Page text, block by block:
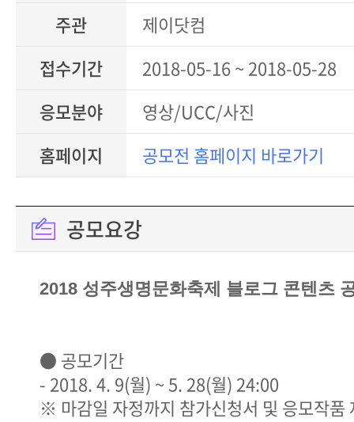
주관
제이닷컴
접수기간
2018-05-16 ~ 2018-05-28
응모분야
영상/UCC/사진
홈페이지
공모전 홈페이지 바로가기
공모요강
2018 성주생명문화축제 블로그 콘텐츠
● 공모기간
- 2018. 4. 9(월) ~ 5. 28(월) 24:00
※ 마감일 자정까지 참가신청서 및 응모작품